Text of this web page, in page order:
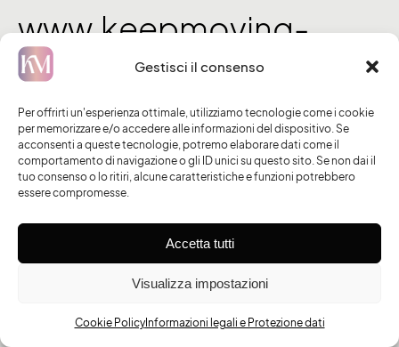
Gestisci il consenso
Per offrirti un'esperienza ottimale, utilizziamo tecnologie come i cookie
per memorizzare e/o accedere alle informazioni del dispositivo. Se
acconsenti a queste tecnologie, potremo elaborare dati come il
comportamento di navigazione o gli ID unici su questo sito. Se non dai il
tuo consenso o lo ritiri, alcune caratteristiche e funzioni potrebbero
essere compromesse.
Accetta tutti
Visualizza impostazioni
Cookie PolicyInformazioni legali e Protezione dati
www.keepmoving-
family.it